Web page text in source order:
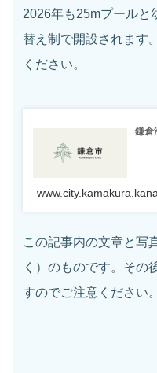
2026年も25mプールと
替え制で開設されます
ください。
鎌倉
この記事内の文章と写
く）のものです。その
すのでご注意ください